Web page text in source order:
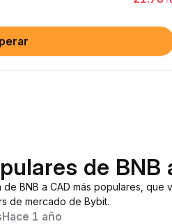
de BNB
BNB a CAD más populares,
de mercado de Bybit.
Hace 1 año